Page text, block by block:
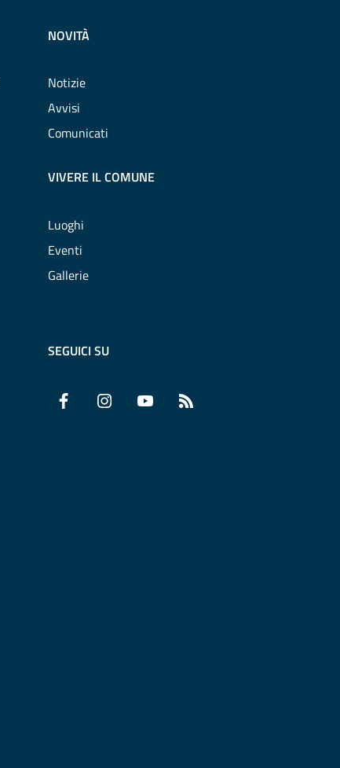
NOVITÀ
Notizie
Avvisi
Comunicati
VIVERE IL COMUNE
Luoghi
Eventi
Gallerie
SEGUICI SU
Facebook InstagramYouTube